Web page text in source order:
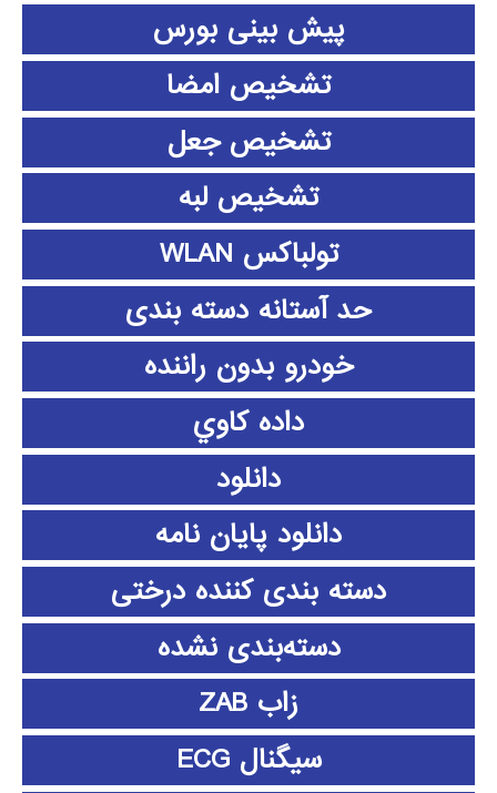
پیش بینی بورس
تشخیص امضا
تشخیص جعل
تشخیص لبه
تولباکس WLAN
حد آستانه دسته بندی
خودرو بدون راننده
داده كاوي
دانلود
دانلود پايان نامه
دسته بندی کننده درختی
دسته‌بندی نشده
زاب ZAB
سیگنال ECG